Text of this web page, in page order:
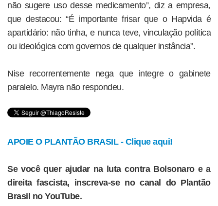
não sugere uso desse medicamento”, diz a empresa,
que destacou: “É importante frisar que o Hapvida é
apartidário: não tinha, e nunca teve, vinculação política
ou ideológica com governos de qualquer instância”.
Nise recorrentemente nega que integre o gabinete
paralelo. Mayra não respondeu.
APOIE O PLANTÃO BRASIL - Clique aqui!
Se você quer ajudar na luta contra Bolsonaro e a
direita fascista, inscreva-se no canal do Plantão
Brasil no YouTube.